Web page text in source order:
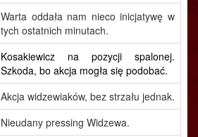
Warta oddała nam nieco inicjatywę w
tych ostatnich minutach.
Kosakiewicz na pozycji spalonej.
Szkoda, bo akcja mogła się podobać.
Akcja widzewiaków, bez strzału jednak.
Nieudany pressing Widzewa.